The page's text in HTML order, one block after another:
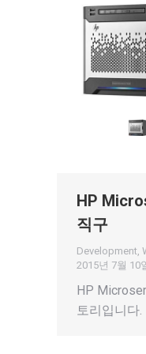
HP
직구
Development,
2015년 7월 10
HP
토리입니다.